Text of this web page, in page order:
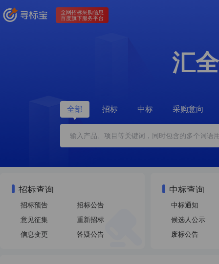
全网招标采购信息
百度旗下服务平台
汇
全部 招标 中标 采购意向
招标查询
招标预告
招标公告
意见征集
重新招标
信息变更
答疑公告
中标查询
中标通知
候选人公示
废标公告